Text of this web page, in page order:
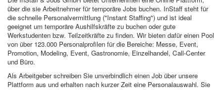
über die sie Arbeitnehmer für temporäre Jobs buchen. InStaff steht für
die schnelle Personalvermittlung ("Instant Staffing") und ist ideal
geeignet um temporäre Aushilfskräfte zu buchen oder gute
Werkstudenten bzw. Teilzeitkräfte zu finden. Wir bieten dafür einen Pool
von über 123.000 Personalprofilen für die Bereiche: Messe, Event,
Promotion, Modeling, Event, Gastronomie, Einzelhandel, Call-Center
und Büro.
Als Arbeitgeber schreiben Sie unverbindlich einen Job über unsere
Plattform aus und erhalten nach kurzer Zeit eine Personalauswahl. Sie